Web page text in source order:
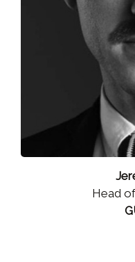
Head